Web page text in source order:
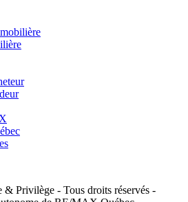
Privilège - Tous droits réservés -